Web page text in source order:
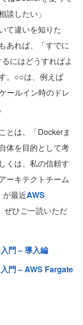
談したい」
て違いを知りた
あれば、「すでに
にはどうすればよ
。○○は、例えば
ールイン時のドレ
とは、「Dockerま
体を目的として考
くは、私の信頼す
ーキテクトチーム
が最近AWS
ぜひご一読いただ
門 – 導入編
門 – AWS Fargate